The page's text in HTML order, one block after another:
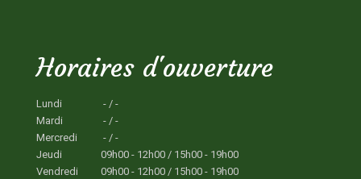
Horaires d'ouverture
Lundi
- / -
Mardi
- / -
Mercredi
- / -
Jeudi
09h00 - 12h00 / 15h00 - 19h00
Vendredi
09h00 - 12h00 / 15h00 - 19h00